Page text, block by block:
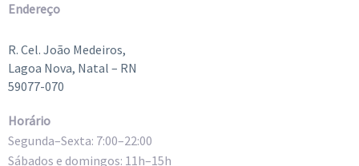
Endereço
R. Cel. João Medeiros,
Lagoa Nova, Natal – RN
59077-070
Horário
Segunda–Sexta: 7:00–22:00
Sábados e domingos: 11h–15h